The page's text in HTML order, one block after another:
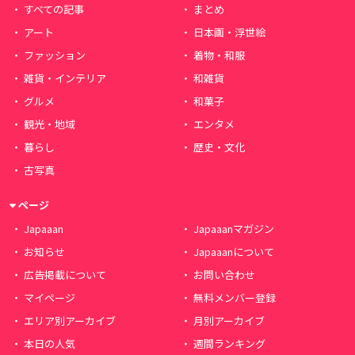
すべての記事
まとめ
アート
日本画・浮世絵
ファッション
着物・和服
雑貨・インテリア
和雑貨
グルメ
和菓子
観光・地域
エンタメ
暮らし
歴史・文化
古写真
ページ
Japaaan
Japaaanマガジン
お知らせ
Japaaanについて
広告掲載について
お問い合わせ
マイページ
無料メンバー登録
エリア別アーカイブ
月別アーカイブ
本日の人気
週間ランキング